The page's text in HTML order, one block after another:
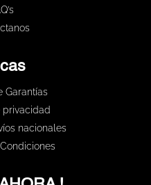
Garantías
nacionales